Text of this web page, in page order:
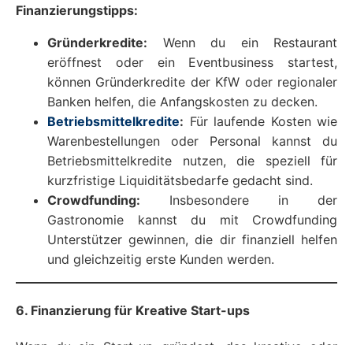
Finanzierungstipps:
Gründerkredite: Wenn du ein Restaurant
eröffnest oder ein Eventbusiness startest,
können Gründerkredite der KfW oder regionaler
Banken helfen, die Anfangskosten zu decken.
Betriebsmittelkredite: Für laufende Kosten wie
Warenbestellungen oder Personal kannst du
Betriebsmittelkredite nutzen, die speziell für
kurzfristige Liquiditätsbedarfe gedacht sind.
Crowdfunding: Insbesondere in der
Gastronomie kannst du mit Crowdfunding
Unterstützer gewinnen, die dir finanziell helfen
und gleichzeitig erste Kunden werden.
6. Finanzierung für Kreative Start-ups